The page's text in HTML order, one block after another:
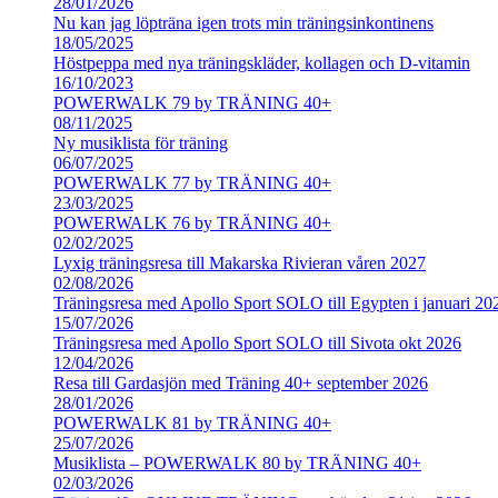
Nu kan jag löpträna igen trots min träningsinkontinens
18/05/2025
Höstpeppa med nya träningskläder, kollagen och D-vitamin
16/10/2023
POWERWALK 79 by TRÄNING 40+
08/11/2025
Ny musiklista för träning
06/07/2025
POWERWALK 77 by TRÄNING 40+
23/03/2025
POWERWALK 76 by TRÄNING 40+
02/02/2025
Lyxig träningsresa till Makarska Rivieran våren 2027
02/08/2026
Träningsresa med Apollo Sport SOLO till Egypten i januari
15/07/2026
Träningsresa med Apollo Sport SOLO till Sivota okt 2026
12/04/2026
Resa till Gardasjön med Träning 40+ september 2026
28/01/2026
POWERWALK 81 by TRÄNING 40+
25/07/2026
Musiklista – POWERWALK 80 by TRÄNING 40+
02/03/2026